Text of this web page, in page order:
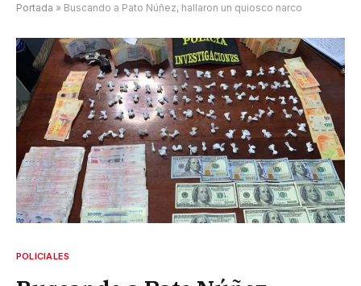
Portada » Buscando a Pato Núñez, hallaron un quiosco narco
POLICIALES